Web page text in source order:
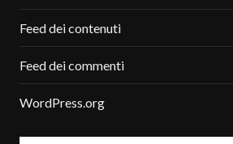
Feed dei contenuti
Feed dei commenti
WordPress.org